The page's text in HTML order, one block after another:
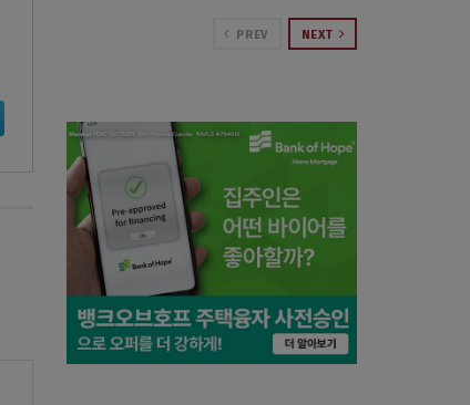
PREV NEXT